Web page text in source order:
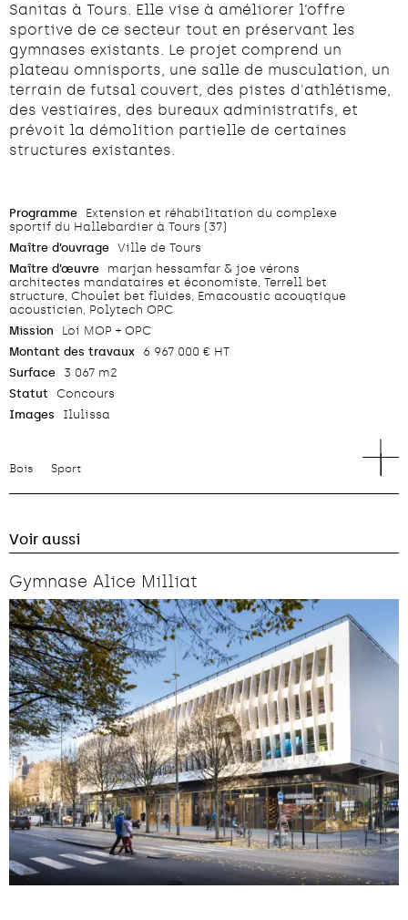
Sanitas à Tours. Elle vise à améliorer l’offre
sportive de ce secteur tout en préservant les
gymnases existants. Le projet comprend un
plateau omnisports, une salle de musculation, un
terrain de futsal couvert, des pistes d'athlétisme,
des vestiaires, des bureaux administratifs, et
prévoit la démolition partielle de certaines
structures existantes.
Programme
Extension et réhabilitation du complexe
sportif du Hallebardier à Tours (37)
Maître d’ouvrage Ville de Tours
Maître d’œuvre
marjan hessamfar & joe vérons
architectes mandataires et économiste, Terrell bet
structure, Choulet bet fluides, Emacoustic acouqtique
acousticien, Polytech OPC
Mission
Loi MOP + OPC
Montant des travaux
6 967 000 € HT
Surface
3 067 m2
Statut
Concours
Images
Ilulissa
Bois Sport
Voir aussi
Gymnase Alice Milliat